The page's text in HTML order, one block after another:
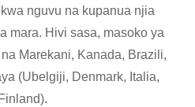
nguvu na kupanua njia
mara. Hivi sasa, masoko ya
Marekani, Kanada, Brazili,
(Ubelgiji, Denmark, Italia,